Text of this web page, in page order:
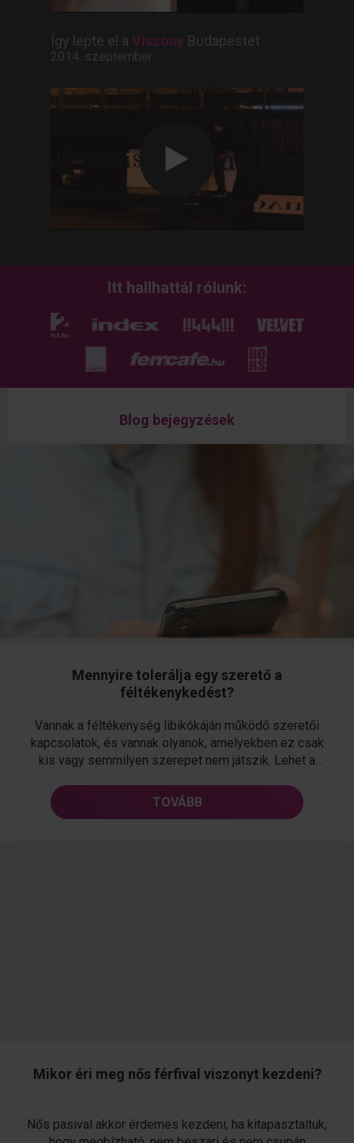
Így lepte el a Viszony Budapestet
2014. szeptember
Itt hallhattál rólunk:
Blog bejegyzések
Mennyire tolerálja egy szerető a
féltékenykedést?
Vannak a féltékenység libikókáján működő szeretői
kapcsolatok, és vannak olyanok, amelyekben ez csak
kis vagy semmilyen szerepet nem játszik. Lehet a
Mennyire tolerálja egy szerető a féltékenykedést?
TOVÁBB
Mikor éri meg nős férfival viszonyt kezdeni?
Nős pasival akkor érdemes kezdeni, ha kitapasztaltuk,